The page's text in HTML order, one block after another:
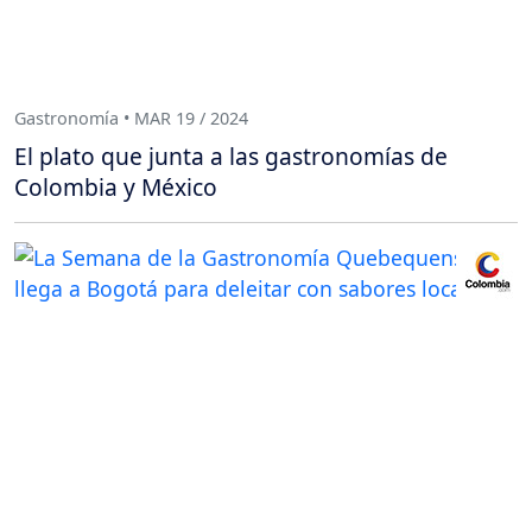
Gastronomía • MAR 19 / 2024
El plato que junta a las gastronomías de
Colombia y México